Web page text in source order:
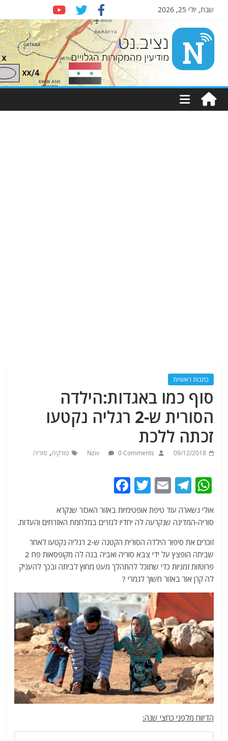
שבת, יולי 25, 2026
Nziv.net
מודיעין
מהמקורות
כתבות ראשיות
סוף כמו באגדות:הילדה
הסורית ש-2 רגליה נקטעו
זכתה ללכת
09/12/2018
Nziv 0 Comments טורקיה, סוריה
W
at
s
A
p
p
T
e
g
ra
m
E
ai
l
T
itt
er
c
e
b
o
k
אולי נשארה עוד טיפת אופטימיות באזור האכזר שנקרא
סוריה-המדינה שנקרעה לה יחדיו לגזרים במלחמת האזרחים והעדות.
זוכרים את סיפור הילדה הסורית הקטנה ש-2 רגליה נקטעו לאחר
שביתה הופצץ על ידי צבא סוריה ואביה בנה לה מקופסאות פח 2
פרוטזות זמניות כדי שתוכל להתהלך מעט מחוץ לביתה ובכך להעניק
לה קרן אור באזור חשוך לגמרי ?
הדיווח מלפני כחצי שנה: